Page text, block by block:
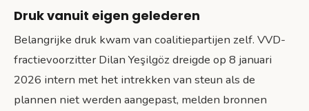
Druk vanuit eigen gelederen
Belangrijke druk kwam van coalitiepartijen zelf. VVD-
fractievoorzitter Dilan Yeşilgöz dreigde op 8 januari
2026 intern met het intrekken van steun als de
plannen niet werden aangepast, melden bronnen